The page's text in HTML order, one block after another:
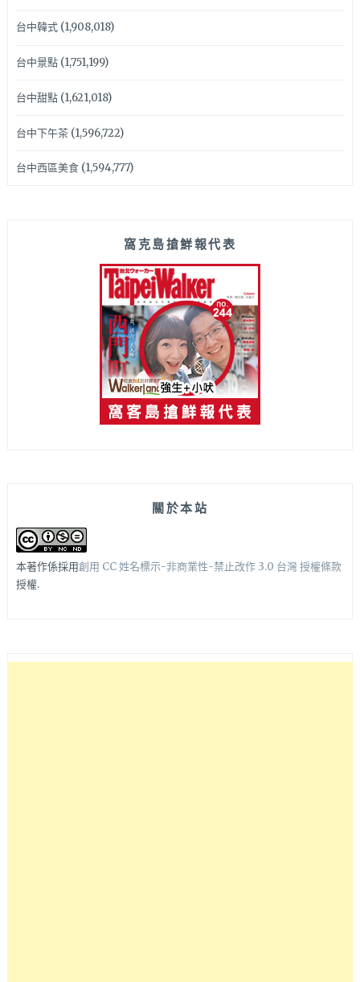
台中韓式(1,908,018)
台中景點(1,751,199)
台中甜點(1,621,018)
台中下午茶(1,596,722)
台中西區美食(1,594,777)
窩克島搶鮮報代表
關於本站
本著作係採用創用 CC 姓名標示-非商業性-禁止改作 3.0 台灣 授權條款
授權.